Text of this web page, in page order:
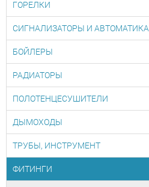
ГОРЕЛКИ
СИГНАЛИЗАТОРЫ И АВТОМАТИКА
БОЙЛЕРЫ
РАДИАТОРЫ
ПОЛОТЕНЦЕСУШИТЕЛИ
ДЫМОХОДЫ
ТРУБЫ, ИНСТРУМЕНТ
ФИТИНГИ